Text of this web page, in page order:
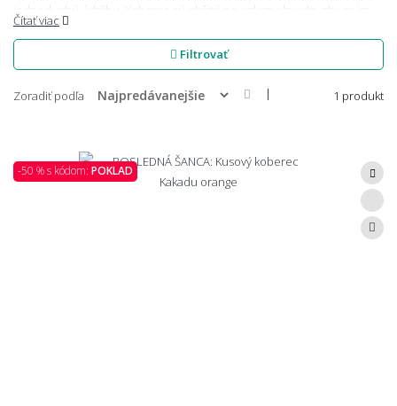
jednoduchú údržbu. Koberce sú obšité po celom obvode, aby sa im
nestrapkali okraje. Ďalej sú kompatibilné s podlahovým kúrením a
väčšinou robotických vysávačov. Iste vás poteší, že majú certifikát
OEKO-TEX zaručujúci zdravotnú nezávadnosť.
Čítať viac
Filtrovať
Zoradiť podľa | 1 produkt
-50 % s kódom: POKLAD